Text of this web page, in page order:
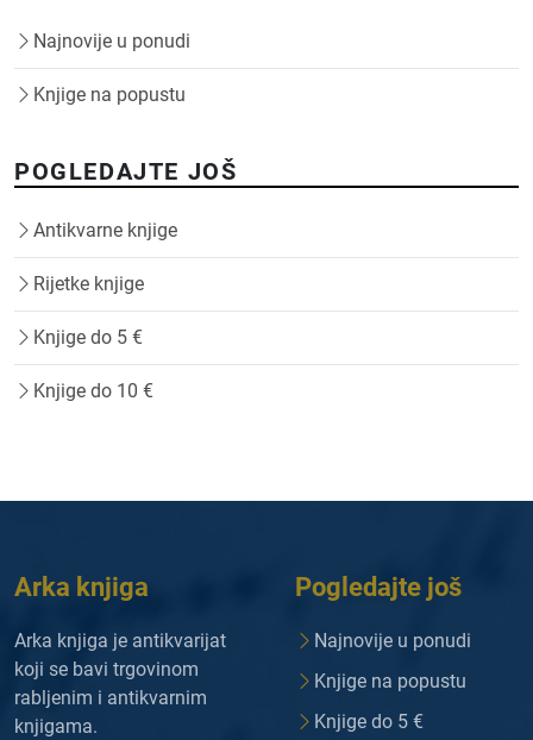
Najnovije u ponudi
Knjige na popustu
POGLEDAJTE JOŠ
Antikvarne knjige
Rijetke knjige
Knjige do 5 €
Knjige do 10 €
Arka knjiga
Arka knjiga je antikvarijat
koji se bavi trgovinom
rabljenim i antikvarnim
knjigama.
Pogledajte još
Najnovije u ponudi
Knjige na popustu
Knjige do 5 €